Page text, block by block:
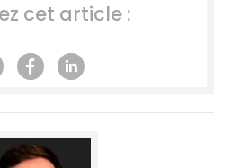
cet article :